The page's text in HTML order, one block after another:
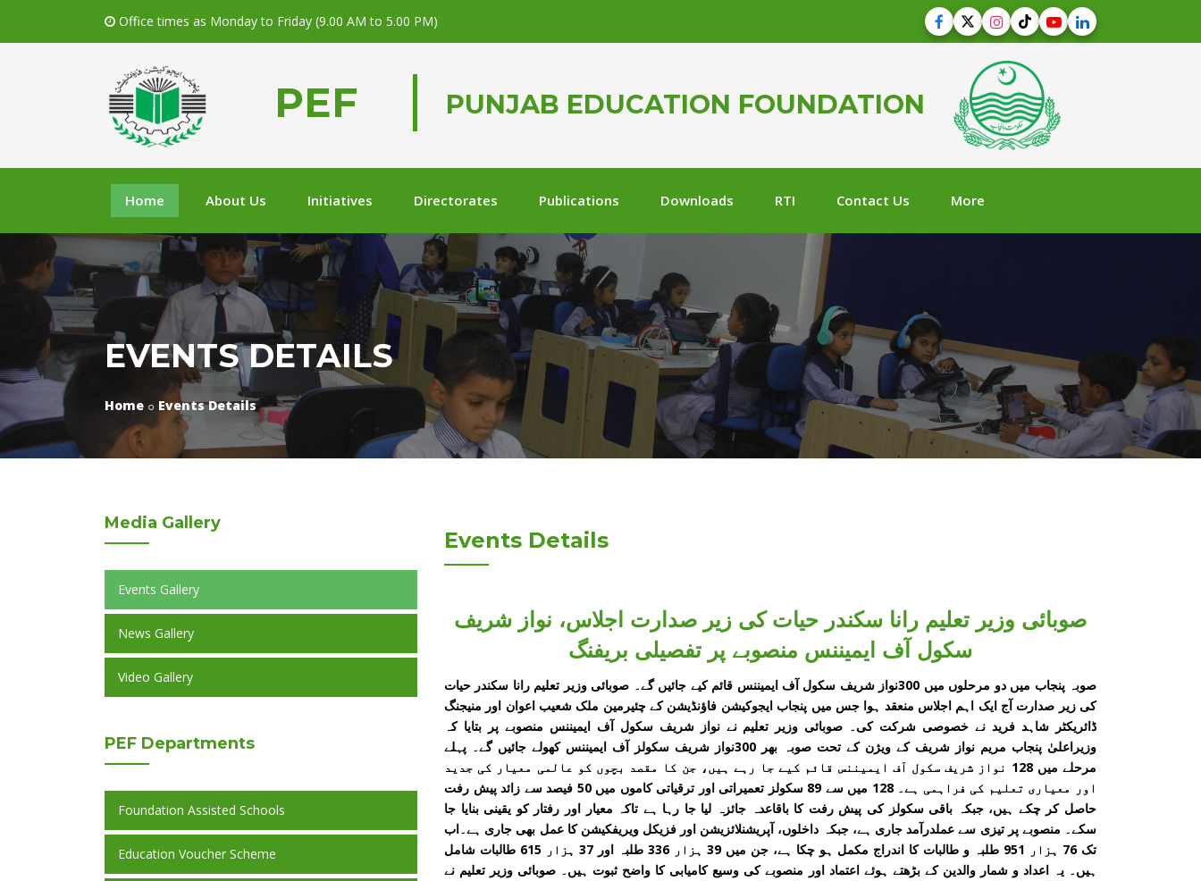
Office times as Monday to Friday (9.00 AM to 5.00 PM)
PEF PUNJAB EDUCATION FOUNDATION
Home About Us Initiatives Directorates Publications Downloads RTI Contact Us More
EVENTS DETAILS
Home Events Details
Media Gallery
Events Gallery
News Gallery
Video Gallery
PEF Departments
Foundation Assisted Schools
Education Voucher Scheme
Events Details
صوبائی وزیر تعلیم رانا سکندر حیات کی زیر صدارت اجلاس، نواز شریف
سکول آف ایمیننس منصوبے پر تفصیلی بریفنگ
صوبہ پنجاب میں دو مرحلوں میں 300نواز شریف سکول آف ایمیننس قائم کیے جائیں گے۔ صوبائی وزیر تعلیم رانا سکندر حیات
کی زیر صدارت آج ایک اہم اجلاس منعقد ہوا جس میں پنجاب ایجوکیشن فاؤنڈیشن کے چئیرمین ملک شعیب اعوان اور منیجنگ
ڈائریکٹر شاہد فرید نے خصوصی شرکت کی۔ صوبائی وزیر تعلیم نے نواز شریف سکول آف ایمیننس منصوبے پر بتایا کہ
وزیراعلیٰ پنجاب مریم نواز شریف کے ویژن کے تحت صوبہ بھر 300نواز شریف سکولز آف ایمیننس کھولے جائیں گے۔ پہلے
مرحلے میں 128 نواز شریف سکول آف ایمیننس قائم کیے جا رہے ہیں، جن کا مقصد بچوں کو عالمی معیار کی جدید
اور معیاری تعلیم کی فراہمی ہے۔ 128 میں سے 89 سکولز تعمیراتی اور ترقیاتی کاموں میں 50 فیصد سے زائد پیش رفت
حاصل کر چکے ہیں، جبکہ باقی سکولز کی پیش رفت کا باقاعدہ جائزہ لیا جا رہا ہے تاکہ معیار اور رفتار کو یقینی بنایا جا
سکے۔ منصوبے پر تیزی سے عملدرآمد جاری ہے، جبکہ داخلوں، آپریشنلائزیشن اور فزیکل ویریفکیشن کا عمل بھی جاری ہے۔اب
تک 76 ہزار 951 طلبہ و طالبات کا اندراج مکمل ہو چکا ہے، جن میں 39 ہزار 336 طلبہ اور 37 ہزار 615 طالبات شامل
ہیں۔ یہ اعداد و شمار والدین کے بڑھتے ہوئے اعتماد اور منصوبے کی وسیع کامیابی کا واضح ثبوت ہیں۔ صوبائی وزیر تعلیم نے